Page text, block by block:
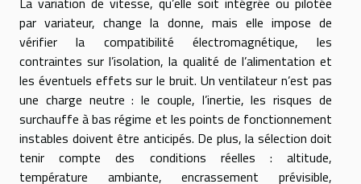
par variateur, change la donne, mais elle impose de
vérifier la compatibilité électromagnétique, les
contraintes sur l’isolation, la qualité de l’alimentation et
les éventuels effets sur le bruit. Un ventilateur n’est pas
une charge neutre : le couple, l’inertie, les risques de
surchauffe à bas régime et les points de fonctionnement
instables doivent être anticipés. De plus, la sélection doit
tenir compte des conditions réelles : altitude,
température ambiante, encrassement prévisible,